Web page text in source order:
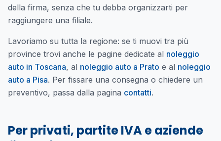
della firma, senza che tu debba organizzarti per
raggiungere una filiale.
Lavoriamo su tutta la regione: se ti muovi tra più
province trovi anche le pagine dedicate al noleggio
auto in Toscana, al noleggio auto a Prato e al noleggio
auto a Pisa. Per fissare una consegna o chiedere un
preventivo, passa dalla pagina contatti.
Per privati, partite IVA e aziende